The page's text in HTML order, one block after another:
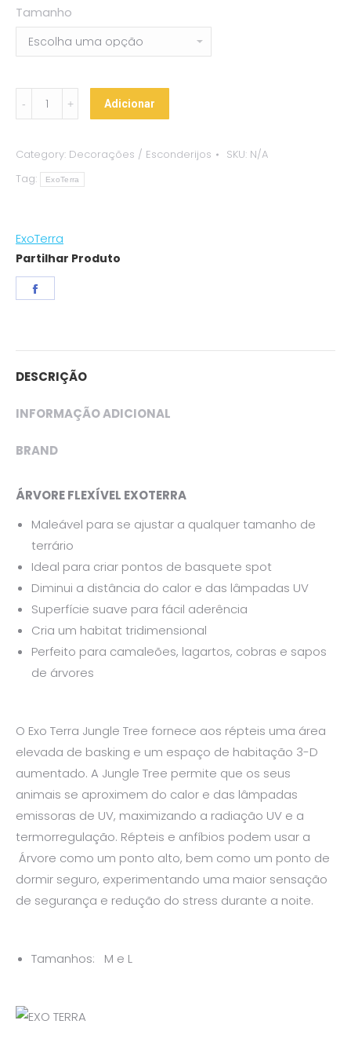
Tamanho
Árvore
Flexível
Terrário
ExoTerra
Adicionar
Category: Decorações / Esconderijos SKU: N/A
Tag:
ExoTerra
ExoTerra
Partilhar Produto
DESCRIÇÃO
INFORMAÇÃO ADICIONAL
BRAND
ÁRVORE FLEXÍVEL EXOTERRA
Maleável para se ajustar a qualquer tamanho de
terrário
Ideal para criar pontos de basquete spot
Diminui a distância do calor e das lâmpadas UV
Superfície suave para fácil aderência
Cria um habitat tridimensional
Perfeito para camaleões, lagartos, cobras e sapos
de árvores
O Exo Terra Jungle Tree fornece aos répteis uma área
elevada de basking e um espaço de habitação 3-D
aumentado. A Jungle Tree permite que os seus
animais se aproximem do calor e das lâmpadas
emissoras de UV, maximizando a radiação UV e a
termorregulação. Répteis e anfíbios podem usar a
Árvore como um ponto alto, bem como um ponto de
dormir seguro, experimentando uma maior sensação
de segurança e redução do stress durante a noite.
Tamanhos: M e L